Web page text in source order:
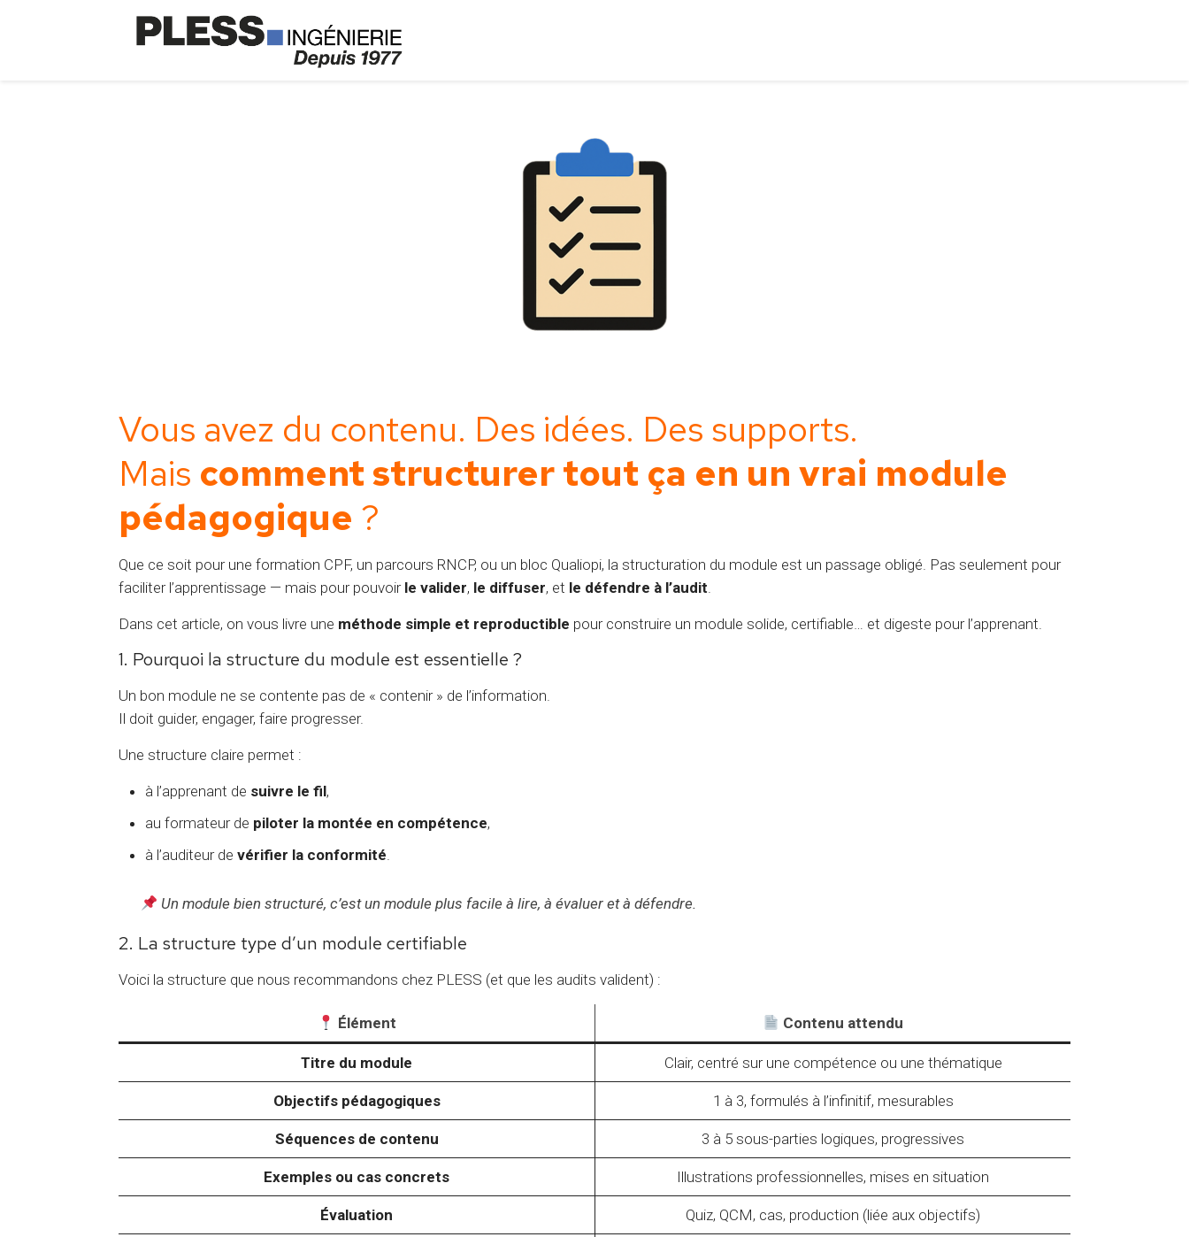
Vous avez du contenu. Des idées. Des supports.
Mais comment structurer tout ça en un vrai module
pédagogique ?
Que ce soit pour une formation CPF, un parcours RNCP, ou un bloc Qualiopi, la structuration du module est un passage obligé. Pas seulement pour
faciliter l’apprentissage — mais pour pouvoir le valider, le diffuser, et le défendre à l’audit.
Dans cet article, on vous livre une méthode simple et reproductible pour construire un module solide, certifiable… et digeste pour l’apprenant.
1. Pourquoi la structure du module est essentielle ?
Un bon module ne se contente pas de « contenir » de l’information.
Il doit guider, engager, faire progresser.
Une structure claire permet :
à l’apprenant de suivre le fil,
au formateur de piloter la montée en compétence,
à l’auditeur de vérifier la conformité.
Un module bien structuré, c’est un module plus facile à lire, à évaluer et à défendre.
2. La structure type d’un module certifiable
Voici la structure que nous recommandons chez PLESS (et que les audits valident) :
Élément Contenu attendu
Titre du module Clair, centré sur une compétence ou une thématique
Objectifs pédagogiques 1 à 3, formulés à l’infinitif, mesurables
Séquences de contenu 3 à 5 sous-parties logiques, progressives
Exemples ou cas concrets Illustrations professionnelles, mises en situation
Évaluation Quiz, QCM, cas, production (liée aux objectifs)